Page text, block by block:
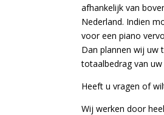
afhankelijk van
Nederland. Indien
voor een piano
Dan plannen wij uw
totaalbedrag van
Heeft u vragen of
Wij werken door